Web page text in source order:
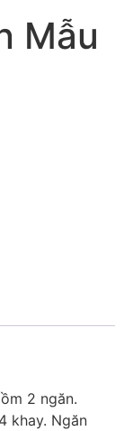
Mẫu
2 ngăn.
khay. Ngăn